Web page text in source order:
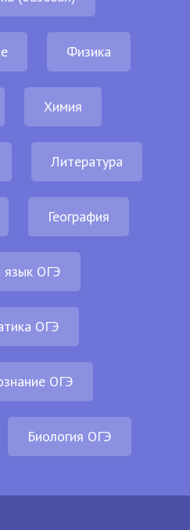
Физика
Химия
Литература
География
язык ОГЭ
ОГЭ
ОГЭ
Биология ОГЭ